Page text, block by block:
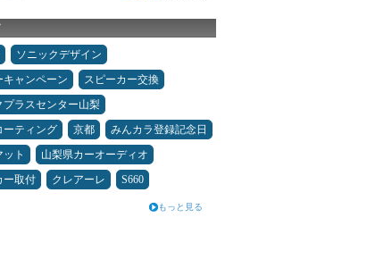
ソニックデザイン
キャンペーン
スピーカー交換
プラスセンター山梨
ーティング
京都
みんカラ登録記念日
ト
山梨県カーオーディオ
ー取付
クレアーレ S660
もっと見る